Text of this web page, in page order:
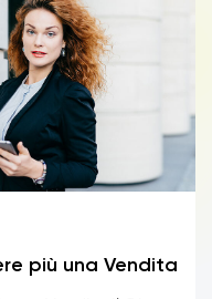
più una Vendita